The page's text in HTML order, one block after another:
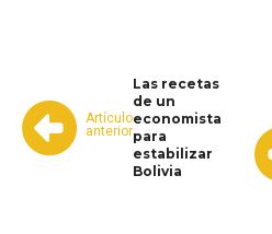
Artículo
anterior
Las recetas
de un
economista
para
estabilizar
Bolivia